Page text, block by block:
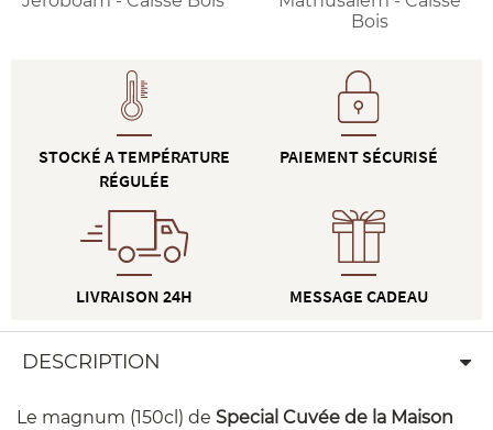
Bois
STOCKÉ A TEMPÉRATURE
RÉGULÉE
LIVRAISON 24H
PAIEMENT SÉCURISÉ
MESSAGE CADEAU
DESCRIPTION
Le magnum (150cl) de Special Cuvée de la Maison